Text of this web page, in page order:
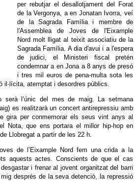
per rebutjar el desallotjament del Forat
de la Vergonya, a en Jonatan Ivorra, veí
de la Sagrada Família i membre de
l'Assemblea de Joves de l'Eixample
Nord molt lligat al teixit associatiu de la
Sagrada Família. A dia d'avui i a l'espera
de judici, el Ministeri fiscal pretén
condemnar a en Jona a 8 anys de presó
i tres mil euros de pena-multa sota les
il·lícita, atemptat i desordres públics.
serà l’únic del mes de maig. La setmana
es realitzarà un concert antirepressiu amb
gira per conmemorar els seus vint anys al
Nota, que ens portara el millor hip-hop en
Llobregat a partir de les 22 h.
de l’Eixample Nord fem una crida a la
aquests actes. Conscients de que el cas
i frenar al jovent organitzat del barri
després de la seva detenció, la repressió